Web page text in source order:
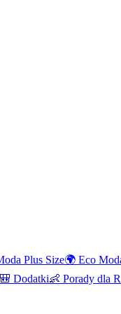
Plus Size🌍 Eco
🎒 Dodatki👶 Porady dla